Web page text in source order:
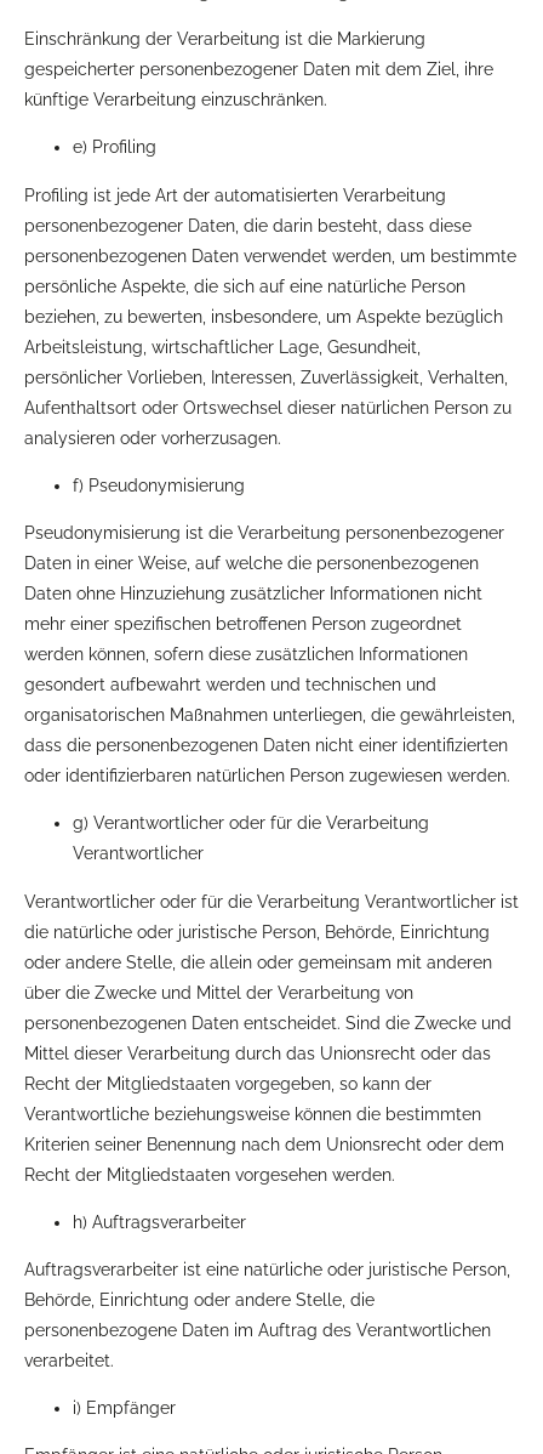
Einschränkung der Verarbeitung ist die Markierung
gespeicherter personenbezogener Daten mit dem Ziel, ihre
künftige Verarbeitung einzuschränken.
e) Profiling
Profiling ist jede Art der automatisierten Verarbeitung
personenbezogener Daten, die darin besteht, dass diese
personenbezogenen Daten verwendet werden, um bestimmte
persönliche Aspekte, die sich auf eine natürliche Person
beziehen, zu bewerten, insbesondere, um Aspekte bezüglich
Arbeitsleistung, wirtschaftlicher Lage, Gesundheit,
persönlicher Vorlieben, Interessen, Zuverlässigkeit, Verhalten,
Aufenthaltsort oder Ortswechsel dieser natürlichen Person zu
analysieren oder vorherzusagen.
f) Pseudonymisierung
Pseudonymisierung ist die Verarbeitung personenbezogener
Daten in einer Weise, auf welche die personenbezogenen
Daten ohne Hinzuziehung zusätzlicher Informationen nicht
mehr einer spezifischen betroffenen Person zugeordnet
werden können, sofern diese zusätzlichen Informationen
gesondert aufbewahrt werden und technischen und
organisatorischen Maßnahmen unterliegen, die gewährleisten,
dass die personenbezogenen Daten nicht einer identifizierten
oder identifizierbaren natürlichen Person zugewiesen werden.
g) Verantwortlicher oder für die Verarbeitung
Verantwortlicher
Verantwortlicher oder für die Verarbeitung Verantwortlicher ist
die natürliche oder juristische Person, Behörde, Einrichtung
oder andere Stelle, die allein oder gemeinsam mit anderen
über die Zwecke und Mittel der Verarbeitung von
personenbezogenen Daten entscheidet. Sind die Zwecke und
Mittel dieser Verarbeitung durch das Unionsrecht oder das
Recht der Mitgliedstaaten vorgegeben, so kann der
Verantwortliche beziehungsweise können die bestimmten
Kriterien seiner Benennung nach dem Unionsrecht oder dem
Recht der Mitgliedstaaten vorgesehen werden.
h) Auftragsverarbeiter
Auftragsverarbeiter ist eine natürliche oder juristische Person,
Behörde, Einrichtung oder andere Stelle, die
personenbezogene Daten im Auftrag des Verantwortlichen
verarbeitet.
i) Empfänger